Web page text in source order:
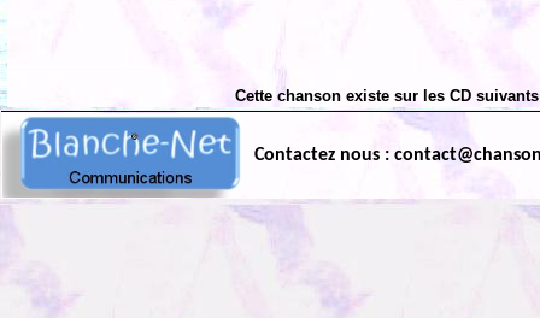
Cette chanson existe sur les CD
Contactez nous :